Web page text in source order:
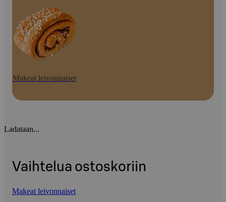
Makeat leivonnaiset
Ladataan...
Vaihtelua ostoskoriin
Makeat leivonnaiset